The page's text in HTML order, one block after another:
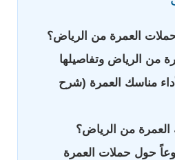
حملات العمرة من الرياض؟
من الرياض وتفاصيلها
مناسك العمرة (شرح
من الرياض؟
حول حملات العمرة